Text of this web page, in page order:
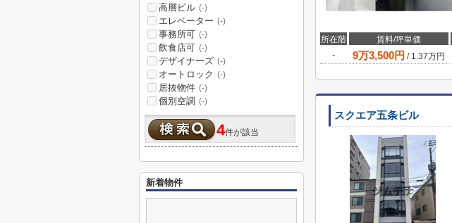
所在階 賃料/坪単価
-
9万3,500円 / 1.37万円
スクエア五条ビル
高層ビル (-)
エレベーター (-)
事務所可 (-)
飲食店可 (-)
デザイナーズ (-)
オートロック (-)
居抜物件 (-)
個別空調 (-)
4件が該当
新着物件